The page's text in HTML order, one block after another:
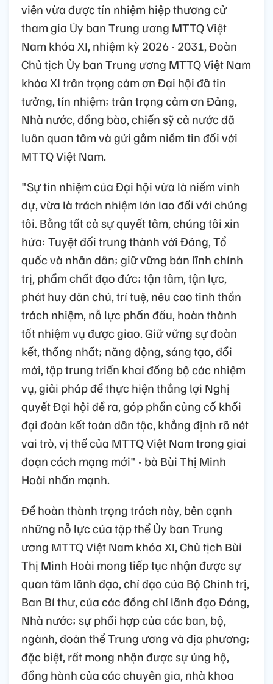
viên vừa được tín nhiệm hiệp thương cử
tham gia Ủy ban Trung ương MTTQ Việt
Nam khóa XI, nhiệm kỳ 2026 - 2031, Đoàn
Chủ tịch Ủy ban Trung ương MTTQ Việt Nam
khóa XI trân trọng cảm ơn Đại hội đã tin
tưởng, tín nhiệm; trân trọng cảm ơn Đảng,
Nhà nước, đồng bào, chiến sỹ cả nước đã
luôn quan tâm và gửi gắm niềm tin đối với
MTTQ Việt Nam.
"Sự tín nhiệm của Đại hội vừa là niềm vinh
dự, vừa là trách nhiệm lớn lao đối với chúng
tôi. Bằng tất cả sự quyết tâm, chúng tôi xin
hứa: Tuyệt đối trung thành với Đảng, Tổ
quốc và nhân dân; giữ vững bản lĩnh chính
trị, phẩm chất đạo đức; tận tâm, tận lực,
phát huy dân chủ, trí tuệ, nêu cao tinh thần
trách nhiệm, nỗ lực phấn đấu, hoàn thành
tốt nhiệm vụ được giao. Giữ vững sự đoàn
kết, thống nhất; năng động, sáng tạo, đổi
mới, tập trung triển khai đồng bộ các nhiệm
vụ, giải pháp để thực hiện thắng lợi Nghị
quyết Đại hội đề ra, góp phần củng cố khối
đại đoàn kết toàn dân tộc, khẳng định rõ nét
vai trò, vị thế của MTTQ Việt Nam trong giai
đoạn cách mạng mới" - bà Bùi Thị Minh
Hoài nhấn mạnh.
Để hoàn thành trọng trách này, bên cạnh
những nỗ lực của tập thể Ủy ban Trung
ương MTTQ Việt Nam khóa XI, Chủ tịch Bùi
Thị Minh Hoài mong tiếp tục nhận được sự
quan tâm lãnh đạo, chỉ đạo của Bộ Chính trị,
Ban Bí thư, của các đồng chí lãnh đạo Đảng,
Nhà nước; sự phối hợp của các ban, bộ,
ngành, đoàn thể Trung ương và địa phương;
đặc biệt, rất mong nhận được sự ủng hộ,
đồng hành của các chuyên gia, nhà khoa